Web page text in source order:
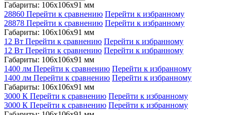
Габариты: 106x106x91 мм
28860 Перейти к сравнению Перейти к избранному
28878 Перейти к сравнению Перейти к избранному
Габариты: 106x106x91 мм
12 Вт Перейти к сравнению Перейти к избранному
12 Вт Перейти к сравнению Перейти к избранному
Габариты: 106x106x91 мм
1400 лм Перейти к сравнению Перейти к избранному
1400 лм Перейти к сравнению Перейти к избранному
Габариты: 106x106x91 мм
3000 К Перейти к сравнению Перейти к избранному
3000 К Перейти к сравнению Перейти к избранному